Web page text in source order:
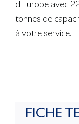
d'Europe avec
tonnes de
à votre service.
FICHE